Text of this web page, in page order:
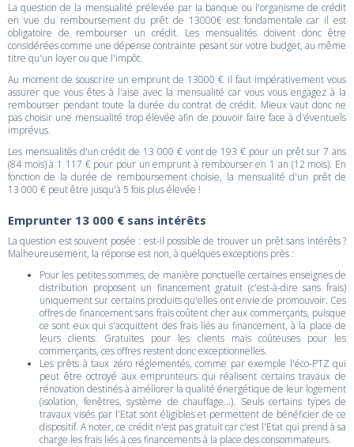
La question de la mensualité prélevée par la banque ou l'organisme de crédit
en vue du remboursement du prêt de 13000€ est fondamentale car il est
obligatoire de rembourser un crédit. Les mensualités doivent donc être
considérées comme une dépense contrainte pesant sur votre budget, au même
titre qu'un loyer ou que l'impôt.
Au moment de souscrire un emprunt de 13000 € il faut impérativement vous
assurer que vous êtes à l'aise avec la mensualité car vous vous engagez à la
rembourser pendant toute la durée du contrat de crédit. Mieux vaut donc ne
pas choisir une mensualité trop élevée afin de pouvoir faire face à d'éventuels
imprévus.
Les mensualités d'un crédit de 13 000 € vont de 193 € pour un prêt sur 7 ans
(84 mois) à 1 117 € pour pour un emprunt à rembourser en 1 an (12 mois). En
fonction de la durée de remboursement choisie, la mensualité d'un prêt de
13 000 € peut être jusqu'à 5 fois plus élevée !
Emprunter 13 000 € sans intérêts
La question est souvent posée : est-il possible de trouver un prêt sans intérêts ?
Malheureusement, la réponse est non, à quelques exceptions près :
Pour les petites sommes, de manière ponctuelle certaines enseignes de
distribution proposent un financement gratuit (c'est-à-dire sans frais)
uniquement sur certains produits qu'elles ont envie de promouvoir. Ces
offres de financement sans frais coûtent cher aux commerçants, puisque
ce sont eux qui s'acquittent des frais liés au financement, à la place de
leurs clients. Gratuites pour les clients mais coûteuses pour les
commerçants, ces offres restent donc exceptionnelles.
Les prêts à taux zéro réglementés, comme par exemple l'éco-PTZ qui
peut être octroyé aux emprunteurs qui réalisent certains travaux de
rénovation destinés à améliorer la qualité énergétique de leur logement
(isolation, fenêtres, système de chauffage...). Seuls certains types de
travaux visés par l'Etat sont éligibles et permettent de bénéficier de ce
dispositif. A noter, ce crédit n'est pas gratuit car c'est l'Etat qui prend à sa
charge les frais liés à ces financements à la place des consommateurs.